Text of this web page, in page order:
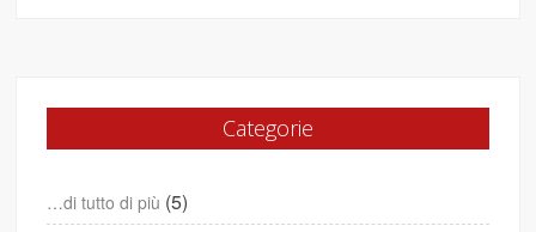
Categorie
…di tutto di più (5)